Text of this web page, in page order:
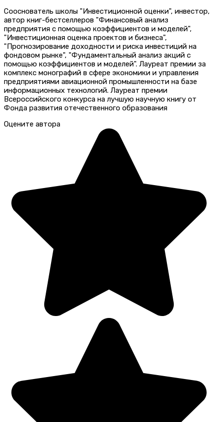
Сооснователь школы "Инвестиционной оценки", инвестор,
автор книг-бестселлеров "Финансовый анализ
предприятия с помощью коэффициентов и моделей",
"Инвестиционная оценка проектов и бизнеса",
"Прогнозирование доходности и риска инвестиций на
фондовом рынке", "Фундаментальный анализ акций с
помощью коэффициентов и моделей". Лауреат премии за
комплекс монографий в сфере экономики и управления
предприятиями авиационной промышленности на базе
информационных технологий. Лауреат премии
Всероссийского конкурса на лучшую научную книгу от
Фонда развития отечественного образования
Оцените автора